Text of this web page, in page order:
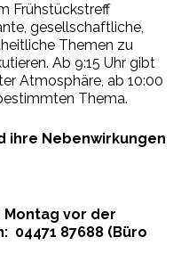
Frühstückstreff
gesellschaftliche,
Themen zu
Ab 9:15 Uhr gibt
Atmosphäre, ab 10:00
Thema.
ihre Nebenwirkungen
Montag vor der
04471 87688 (Büro